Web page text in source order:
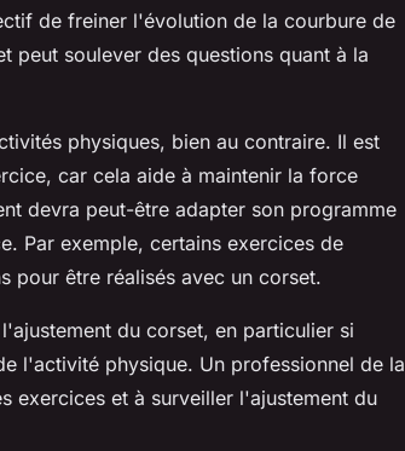
de freiner l'évolution de la courbure de
peut soulever des questions quant à la
physiques, bien au contraire. Il est
car cela aide à maintenir la force
devra peut-être adapter son programme
Par exemple, certains exercices de
pour être réalisés avec un corset.
du corset, en particulier si
l'activité physique. Un professionnel de la
exercices et à surveiller l'ajustement du